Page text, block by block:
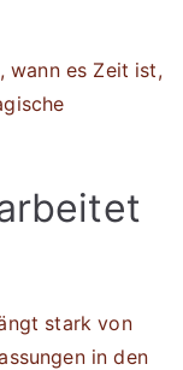
wann es Zeit ist,
stark von
in den